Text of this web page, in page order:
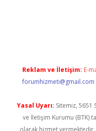
Reklam ve İletişim: E-
forumhizmeti@gmail.com
Yasal Uyarı: Sitemiz, 5651
ve İletişim Kurumu (BTK)
olarak hizmet